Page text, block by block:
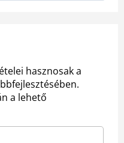
hasznosak a
a lehető